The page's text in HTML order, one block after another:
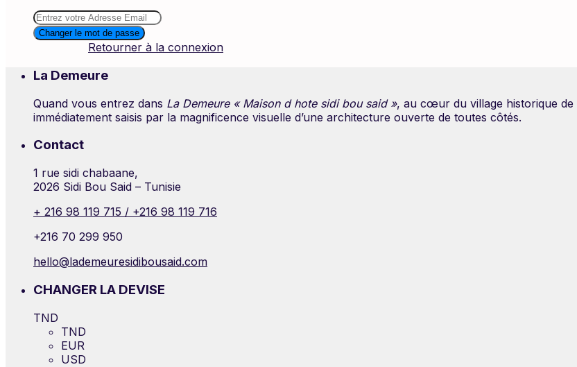
Changer le mot de passe
Retourner à la connexion
La Demeure
Quand vous entrez dans La Demeure « Maison d hote sidi bou said », au cœur du village historique de
immédiatement saisis par la magnificence visuelle d’une architecture ouverte de toutes côtés.
Contact
1 rue sidi chabaane,
2026 Sidi Bou Said – Tunisie
+ 216 98 119 715 / +216 98 119 716
+216 70 299 950
hello@lademeuresidibousaid.com
CHANGER LA DEVISE
TND
TND
EUR
USD